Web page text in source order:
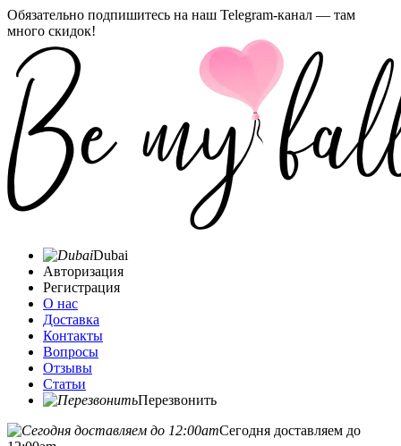
Обязательно подпишитесь на наш Telegram-канал — там
много скидок!
Dubai
Авторизация
Регистрация
О нас
Доставка
Контакты
Вопросы
Отзывы
Статьи
Перезвонить
Сегодня доставляем до